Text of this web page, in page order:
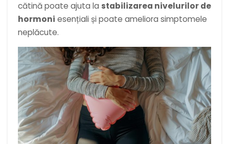
cătină poate ajuta la stabilizarea nivelurilor de
hormoni esențiali și poate ameliora simptomele
neplăcute.